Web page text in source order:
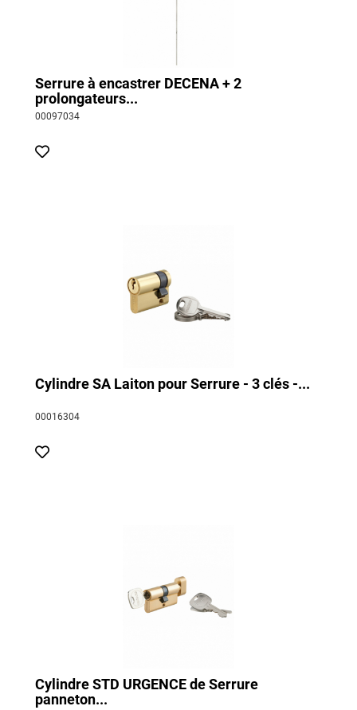
Serrure à encastrer DECENA + 2
prolongateurs...
00097034
Cylindre SA Laiton pour Serrure - 3 clés -...
00016304
Cylindre STD URGENCE de Serrure
panneton...